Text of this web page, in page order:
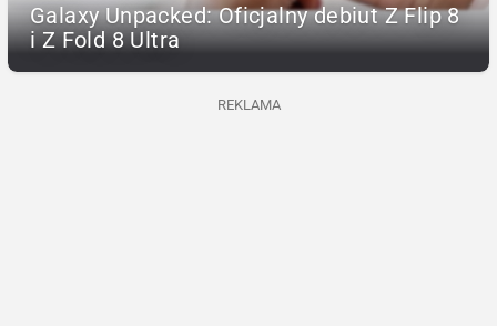
Galaxy Unpacked: Oficjalny debiut Z Flip 8
i Z Fold 8 Ultra
REKLAMA